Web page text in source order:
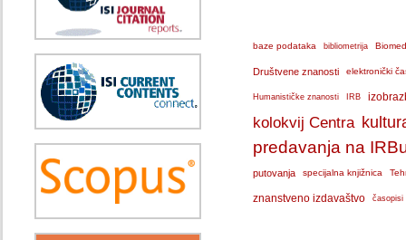
baze podataka bibliometrija
Društvene znanosti elektronički
Humanističke znanosti IRB
kolokvij Centra
predavanja na
putovanja specijalna knjižnica
znanstveno izdavaštvo časopisi